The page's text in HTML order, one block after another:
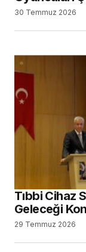
30 Temmuz 2026
Tıbbi Cihaz
Geleceği
29 Temmuz 2026